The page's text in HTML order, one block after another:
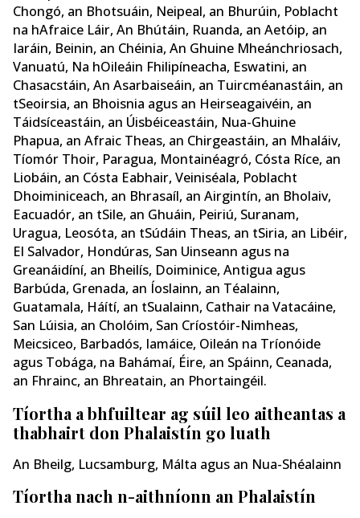
Chongó, an Bhotsuáin, Neipeal, an Bhurúin, Poblacht
na hAfraice Láir, An Bhútáin, Ruanda, an Aetóip, an
Iaráin, Beinin, an Chéinia, An Ghuine Mheánchriosach,
Vanuatú, Na hOileáin Fhilipíneacha, Eswatini, an
Chasacstáin, An Asarbaiseáin, an Tuircméanastáin, an
tSeoirsia, an Bhoisnia agus an Heirseagaivéin, an
Táidsíceastáin, an Úisbéiceastáin, Nua-Ghuine
Phapua, an Afraic Theas, an Chirgeastáin, an Mhaláiv,
Tíomór Thoir, Paragua, Montainéagró, Cósta Ríce, an
Liobáin, an Cósta Eabhair, Veiniséala, Poblacht
Dhoiminiceach, an Bhrasaíl, an Airgintín, an Bholaiv,
Eacuadór, an tSile, an Ghuáin, Peiriú, Suranam,
Uragua, Leosóta, an tSúdáin Theas, an tSiria, an Libéir,
El Salvador, Hondúras, San Uinseann agus na
Greanáidíní, an Bheilís, Doiminice, Antigua agus
Barbúda, Grenada, an Íoslainn, an Téalainn,
Guatamala, Háítí, an tSualainn, Cathair na Vatacáine,
San Lúisia, an Cholóim, San Críostóir-Nimheas,
Meicsiceo, Barbadós, Iamáice, Oileán na Tríonóide
agus Tobága, na Bahámaí, Éire, an Spáinn, Ceanada,
an Fhrainc, an Bhreatain, an Phortaingéil.
Tíortha a bhfuiltear ag súil leo aitheantas a
thabhairt don Phalaistín go luath
An Bheilg, Lucsamburg, Málta agus an Nua-Shéalainn
Tíortha nach n-aithníonn an Phalaistín